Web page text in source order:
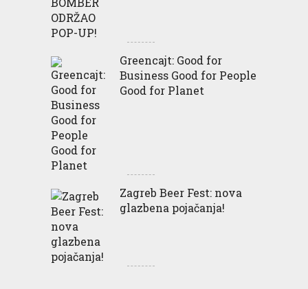
Greencajt: Good for
Business Good for People
Good for Planet
Zagreb Beer Fest: nova
glazbena pojačanja!